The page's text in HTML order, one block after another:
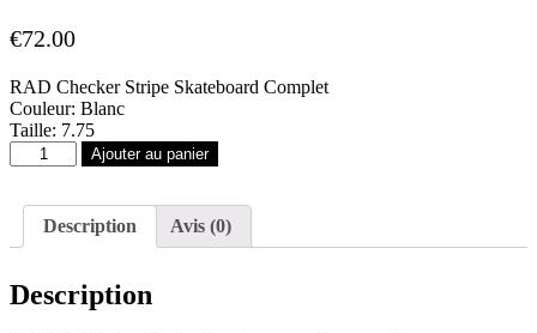
€72.00
RAD Checker Stripe Skateboard Complet
Couleur: Blanc
Taille: 7.75
quantité
de
Checker
Stripe
Couleur:
Ajouter au panier
Description Avis (0)
Description